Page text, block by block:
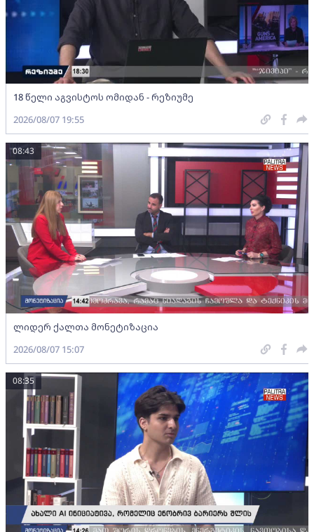
18 წელი აგვისტოს ომიდან - რეზიუმე
2026/08/07 19:55
ლიდერ ქალთა მონეტიზაცია
08:43
2026/08/07 15:07
08:35